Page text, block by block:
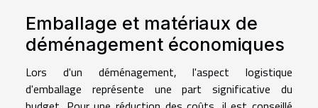
Emballage et matériaux de
déménagement économiques
Lors d'un déménagement, l'aspect logistique
d'emballage représente une part significative du